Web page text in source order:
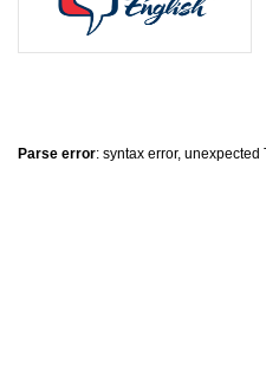
Parse error: syntax error, unexpected